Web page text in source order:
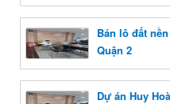
Bán lô đất
Quận 2
Dự án Huy